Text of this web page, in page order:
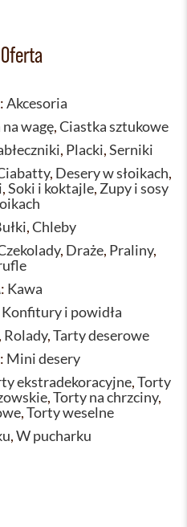
:Akcesoria
wagę,Ciastka sztukowe
, Placki,Serniki
, Desery w słoikach,
,Soki i koktajle, Zupy i sosy
,Chleby
, Draże, Praliny,
: Kawa
Konfitury i powidła
, Rolady,Tarty deserowe
: Mini desery
ekstradekoracyjne,Torty
,Torty na chrzciny,
,Torty weselne
,W pucharku